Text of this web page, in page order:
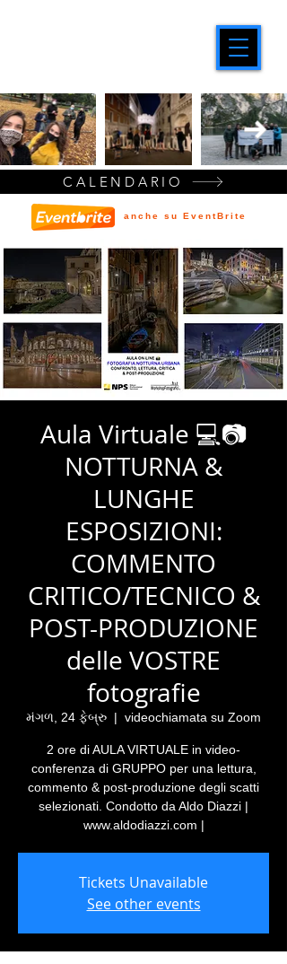
Aula Virtuale 💻📷
NOTTURNA &
LUNGHE
ESPOSIZIONI:
COMMENTO
CRITICO/TECNICO &
POST-PRODUZIONE
delle VOSTRE
fotografie
મંગળ, 24 ફેબ્રુ
  |
videochiamata su Zoom
2 ore di AULA VIRTUALE in video-
conferenza di GRUPPO per una lettura,
commento & post-produzione degli scatti
selezionati. Condotto da Aldo Diazzi |
www.aldodiazzi.com |
Tickets Unavailable
See other events
CALENDARIO
anche su EventBrite